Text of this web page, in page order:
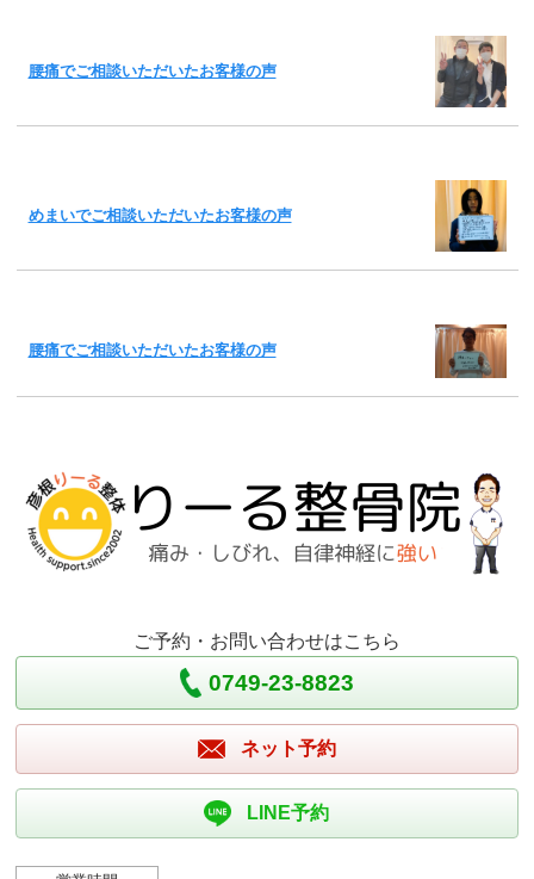
腰痛でご相談いただいたお客様の声
めまいでご相談いただいたお客様の声
腰痛でご相談いただいたお客様の声
ご予約・お問い合わせはこちら
0749-23-8823
ネット予約
LINE予約